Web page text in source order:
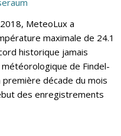
MeteoLux a
maximale de 24.1
historique jamais
de Findel-
décade du mois
des enregistrements